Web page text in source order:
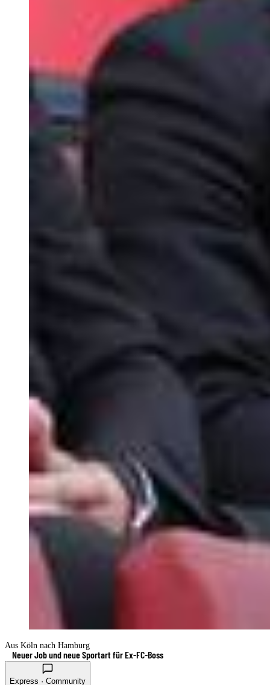
Aus Köln nach Hamburg
Neuer Job und neue Sportart für Ex-FC-Boss
Express · Community